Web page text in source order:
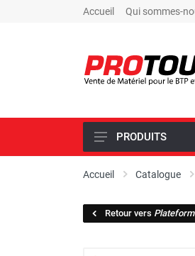
Accueil Qui sommes-
PROMOTIONS
SCIAGE ET FORAGE
PRODUITS
Accueil Catalogue
Retour vers